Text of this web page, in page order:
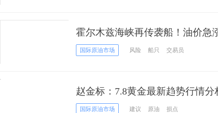
霍尔木兹海峡再传袭船！油价急
平”面临重大考验
国际原油市场 风险 船只 交易员
赵金标：7.8黄金最新趋势行情
国际原油市场 建议 原油 损点